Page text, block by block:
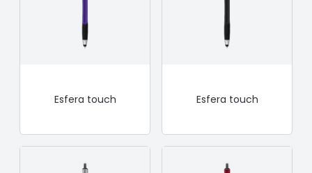
Esfera touch Esfera touch